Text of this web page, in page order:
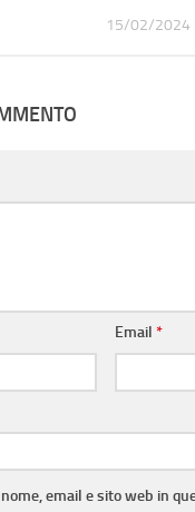
15/02/2024
Email *
email e sito web in